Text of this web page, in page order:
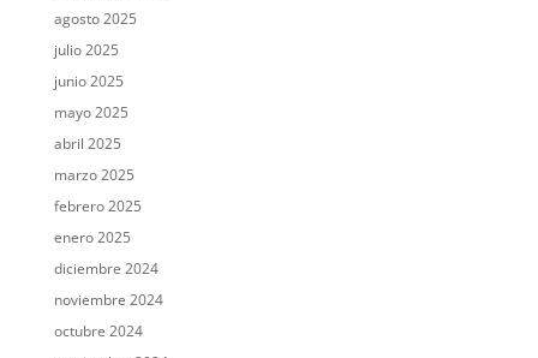
agosto 2025
julio 2025
junio 2025
mayo 2025
abril 2025
marzo 2025
febrero 2025
enero 2025
diciembre 2024
noviembre 2024
octubre 2024